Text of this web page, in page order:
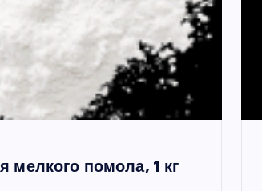
мелкого помола, 1 кг